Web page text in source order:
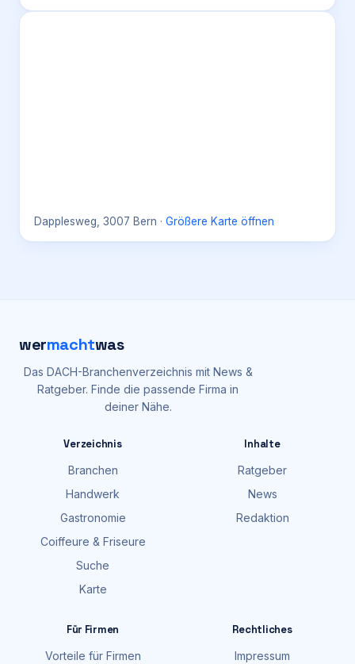
Dapplesweg, 3007 Bern · Größere Karte öffnen
wermachtwas
Das DACH-Branchenverzeichnis mit News &
Ratgeber. Finde die passende Firma in
deiner Nähe.
Verzeichnis
Branchen
Handwerk
Gastronomie
Coiffeure & Friseure
Suche
Karte
Inhalte
Ratgeber
News
Redaktion
Für Firmen
Vorteile für Firmen
Rechtliches
Impressum